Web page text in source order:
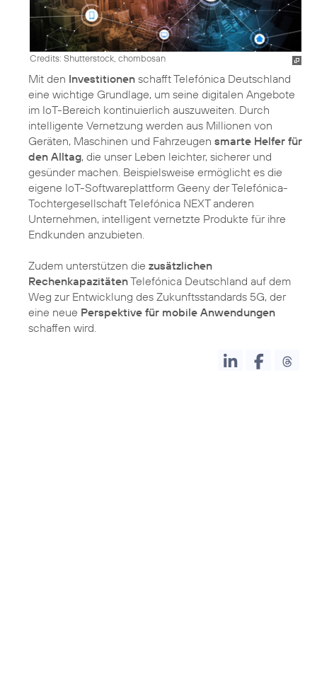
Credits: Shutterstock, chombosan
Mit den Investitionen schafft Telefónica Deutschland
eine wichtige Grundlage, um seine digitalen Angebote
im IoT-Bereich kontinuierlich auszuweiten. Durch
intelligente Vernetzung werden aus Millionen von
Geräten, Maschinen und Fahrzeugen smarte Helfer für
den Alltag, die unser Leben leichter, sicherer und
gesünder machen. Beispielsweise ermöglicht es die
eigene IoT-Softwareplattform Geeny der Telefónica-
Tochtergesellschaft Telefónica NEXT anderen
Unternehmen, intelligent vernetzte Produkte für ihre
Endkunden anzubieten.
Zudem unterstützen die zusätzlichen
RechenkapazitätenTelefónica Deutschland auf dem
Weg zur Entwicklung des Zukunftsstandards 5G, der
eine neue Perspektive für mobile Anwendungen
schaffen wird.